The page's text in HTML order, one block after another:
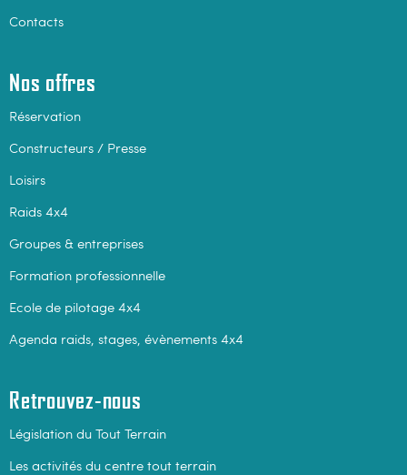
Contacts
Nos offres
Réservation
Constructeurs / Presse
Loisirs
Raids 4x4
Groupes & entreprises
Formation professionnelle
Ecole de pilotage 4x4
Agenda raids, stages, évènements 4x4
Retrouvez-nous
Législation du Tout Terrain
Les activités du centre tout terrain